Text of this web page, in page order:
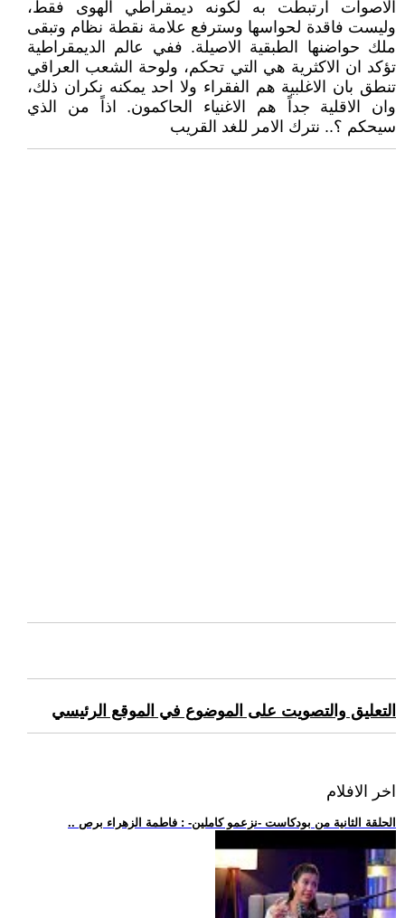
الاصوات ارتبطت به لكونه ديمقراطي الهوى فقط،
وليست فاقدة لحواسها وسترفع علامة نقطة نظام وتبقى
ملك حواضنها الطبقية الاصيلة. ففي عالم الديمقراطية
تؤكد ان الاكثرية هي التي تحكم، ولوحة الشعب العراقي
تنطق بان الاغلبية هم الفقراء ولا احد يمكنه نكران ذلك،
وان الاقلية جداً هم الاغنياء الحاكمون. اذاً من الذي
سيحكم ؟.. نترك الامر للغد القريب
التعليق والتصويت على الموضوع في الموقع الرئيسي
اخر الافلام
.. الحلقة الثانية من بودكاست -نزعمو كاملين- : فاطمة الزهراء برص